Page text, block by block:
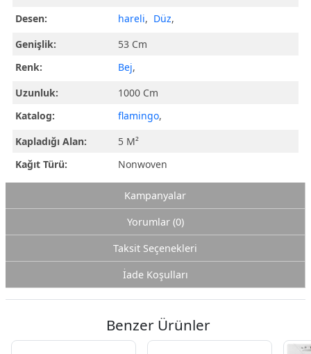
Desen:
hareli, Düz,
Genişlik:
53 Cm
Renk:
Bej,
Uzunluk:
1000 Cm
Katalog:
flamingo,
Kapladığı Alan:
5 M²
Kağıt Türü:
Nonwoven
Kampanyalar
Yorumlar (0)
Taksit Seçenekleri
İade Koşulları
Benzer Ürünler